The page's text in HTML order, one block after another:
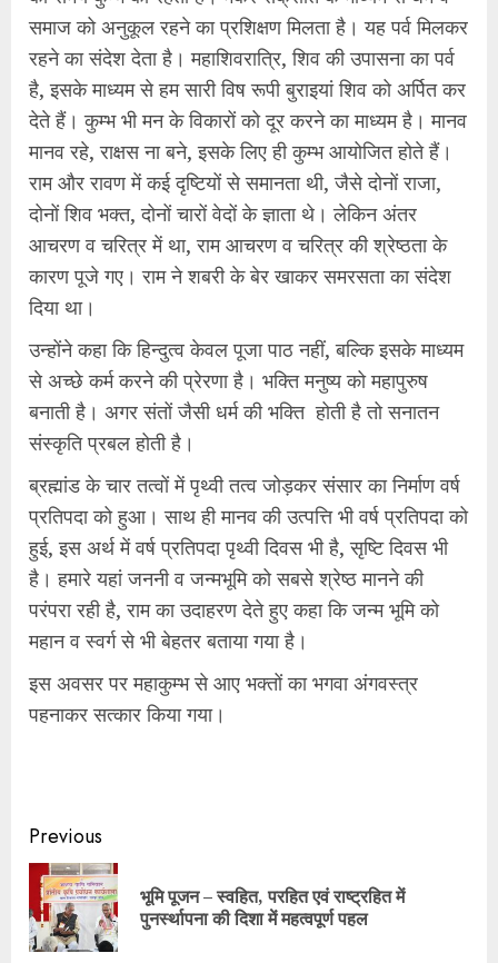
समाज को अनुकूल रहने का प्रशिक्षण मिलता है। यह पर्व मिलकर
रहने का संदेश देता है। महाशिवरात्रि, शिव की उपासना का पर्व
है, इसके माध्यम से हम सारी विष रूपी बुराइयां शिव को अर्पित कर
देते हैं। कुम्भ भी मन के विकारों को दूर करने का माध्यम है। मानव
मानव रहे, राक्षस ना बने, इसके लिए ही कुम्भ आयोजित होते हैं।
राम और रावण में कई दृष्टियों से समानता थी, जैसे दोनों राजा,
दोनों शिव भक्त, दोनों चारों वेदों के ज्ञाता थे। लेकिन अंतर
आचरण व चरित्र में था, राम आचरण व चरित्र की श्रेष्ठता के
कारण पूजे गए। राम ने शबरी के बेर खाकर समरसता का संदेश
दिया था।
उन्होंने कहा कि हिन्दुत्व केवल पूजा पाठ नहीं, बल्कि इसके माध्यम
से अच्छे कर्म करने की प्रेरणा है। भक्ति मनुष्य को महापुरुष
बनाती है। अगर संतों जैसी धर्म की भक्ति होती है तो सनातन
संस्कृति प्रबल होती है।
ब्रह्मांड के चार तत्वों में पृथ्वी तत्व जोड़कर संसार का निर्माण वर्ष
प्रतिपदा को हुआ। साथ ही मानव की उत्पत्ति भी वर्ष प्रतिपदा को
हुई, इस अर्थ में वर्ष प्रतिपदा पृथ्वी दिवस भी है, सृष्टि दिवस भी
है। हमारे यहां जननी व जन्मभूमि को सबसे श्रेष्ठ मानने की
परंपरा रही है, राम का उदाहरण देते हुए कहा कि जन्म भूमि को
महान व स्वर्ग से भी बेहतर बताया गया है।
इस अवसर पर महाकुम्भ से आए भक्तों का भगवा अंगवस्त्र
पहनाकर सत्कार किया गया।
Continue
Reading
Previous
भूमि पूजन – स्वहित, परहित एवं राष्ट्रहित में
पुनर्स्थापना की दिशा में महत्वपूर्ण पहल